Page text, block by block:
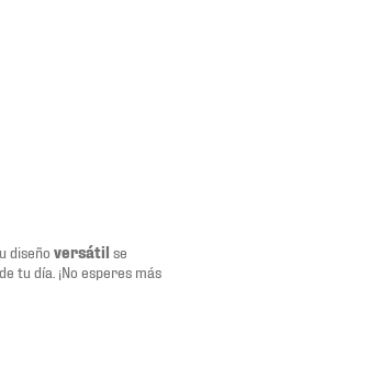
diseño versátil se
tu día. ¡No esperes más